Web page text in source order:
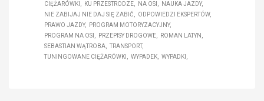
CIĘŻARÓWKI
KU PRZESTRODZE NA OSI
NAUKA JAZDY
NIE ZABIJAJ NIE DAJ SIĘ ZABIĆ
ODPOWIEDZI EKSPERTÓW
PRAWO JAZDY
PROGRAM MOTORYZACYJNY
PROGRAM NA OSI
PRZEPISY DROGOWE
ROMAN LATYN
SEBASTIAN WĄTROBA
TRANSPORT
TUNINGOWANE CIĘŻARÓWKI
WYPADEK WYPADKI